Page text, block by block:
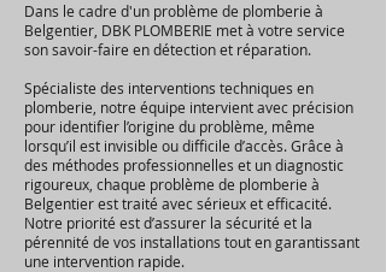
Dans le cadre d'un problème de plomberie à
Belgentier, DBK PLOMBERIE met à votre service
son savoir-faire en détection et réparation.
Spécialiste des interventions techniques en
plomberie, notre équipe intervient avec précision
pour identifier l’origine du problème, même
lorsqu’il est invisible ou difficile d’accès. Grâce à
des méthodes professionnelles et un diagnostic
rigoureux, chaque problème de plomberie à
Belgentier est traité avec sérieux et efficacité.
Notre priorité est d’assurer la sécurité et la
pérennité de vos installations tout en garantissant
une intervention rapide.